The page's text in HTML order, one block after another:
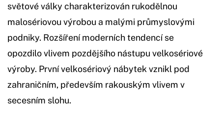
světové války charakterizován rukodělnou
malosériovou výrobou a malými průmyslovými
podniky. Rozšíření moderních tendencí se
opozdilo vlivem pozdějšího nástupu velkosériové
výroby. První velkosériový nábytek vznikl pod
zahraničním, především rakouským vlivem v
secesním slohu.